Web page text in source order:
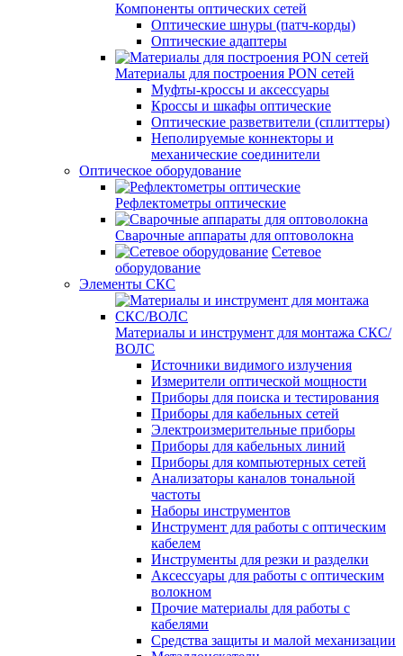
Компоненты оптических сетей
Оптические шнуры (патч-корды)
Оптические адаптеры
Материалы для построения PON сетей
Муфты-кроссы и аксессуары
Кроссы и шкафы оптические
Оптические разветвители (сплиттеры)
Неполируемые коннекторы и
механические соединители
Оптическое оборудование
Рефлектометры оптические
Сварочные аппараты для оптоволокна
Сетевое
оборудование
Элементы СКС
Материалы и инструмент для монтажа СКС/
ВОЛС
Источники видимого излучения
Измерители оптической мощности
Приборы для поиска и тестирования
Приборы для кабельных сетей
Электроизмерительные приборы
Приборы для кабельных линий
Приборы для компьютерных сетей
Анализаторы каналов тональной
частоты
Наборы инструментов
Инструмент для работы с оптическим
кабелем
Инструменты для резки и разделки
Аксессуары для работы с оптическим
волокном
Прочие материалы для работы с
кабелями
Средства защиты и малой механизации